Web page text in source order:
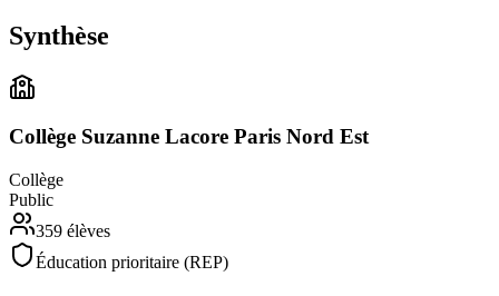
Synthèse
Collège Suzanne Lacore Paris Nord Est
Collège
Public
359 élèves
Éducation prioritaire (REP)